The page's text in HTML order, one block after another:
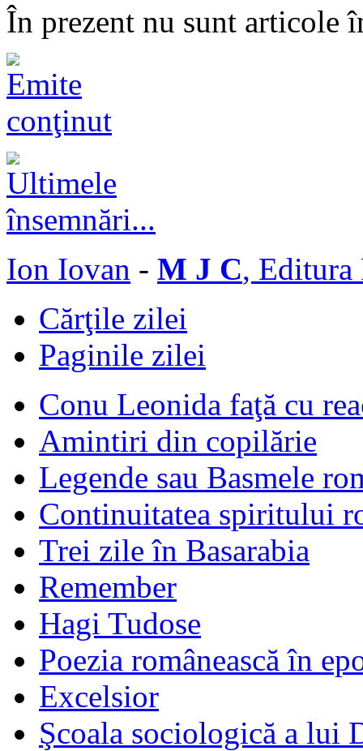
În prezent nu sunt articole
Ion Iovan - M J C, Editura
Cărţile zilei
Paginile zilei
Conu Leonida faţă cu
Amintiri din copilărie
Legende sau Basmele
Continuitatea spiritului
Trei zile în Basarabia
Remember
Hagi Tudose
Poezia românească în
Excelsior
Şcoala sociologică a lui